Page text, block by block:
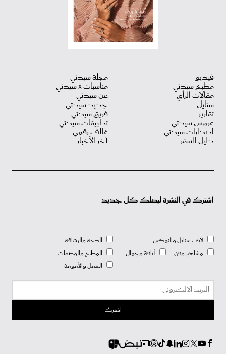
فيديو
مطبخ سيدتي
مقالات الرأي
ستايل
تقارير
عروس سيدتي
اصدارات سيدتي
دليل السفر
مجلة سيدتي
مناسبات X سيدتي
عن سيدتي
جديد سيدتي
فريق سيدتي
تطبيقات سيدتي
غلاف رقمي
آخر الأخبار
اشترك في النشرة ليصلك كل جديد
لايف ستايل والتمكين
مشاهير وفن
أناقة وجمال
الصحة والرشاقة
المطبخ والوصفات
الحمل والأمومة